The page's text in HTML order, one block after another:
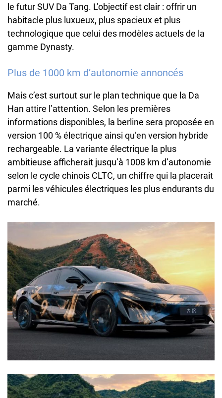
le futur SUV Da Tang. L’objectif est clair : offrir un
habitacle plus luxueux, plus spacieux et plus
technologique que celui des modèles actuels de la
gamme Dynasty.
Plus de 1000 km d’autonomie annoncés
Mais c’est surtout sur le plan technique que la Da
Han attire l’attention. Selon les premières
informations disponibles, la berline sera proposée en
version 100 % électrique ainsi qu’en version hybride
rechargeable. La variante électrique la plus
ambitieuse afficherait jusqu’à 1008 km d’autonomie
selon le cycle chinois CLTC, un chiffre qui la placerait
parmi les véhicules électriques les plus endurants du
marché.